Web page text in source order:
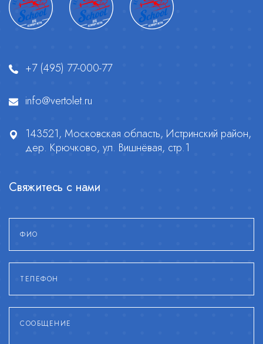
+7 (495) 77-000-77
info@vertolet.ru
143521, Московская область, Истринский район,
дер. Крючково, ул. Вишнёвая, стр.1
Свяжитесь с нами